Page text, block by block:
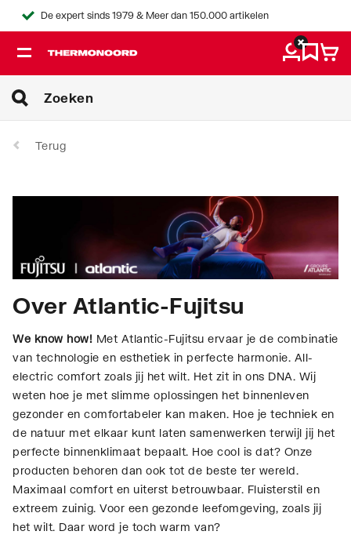
De expert sinds 1979 & Meer dan 150.000 artikelen
Terug
Over Atlantic-Fujitsu
We know how! Met Atlantic-Fujitsu ervaar je de combinatie
van technologie en esthetiek in perfecte harmonie. All-
electric comfort zoals jij het wilt. Het zit in ons DNA. Wij
weten hoe je met slimme oplossingen het binnenleven
gezonder en comfortabeler kan maken. Hoe je techniek en
de natuur met elkaar kunt laten samenwerken terwijl jij het
perfecte binnenklimaat bepaalt. Hoe cool is dat? Onze
producten behoren dan ook tot de beste ter wereld.
Maximaal comfort en uiterst betrouwbaar. Fluisterstil en
extreem zuinig. Voor een gezonde leefomgeving, zoals jij
het wilt. Daar word je toch warm van?